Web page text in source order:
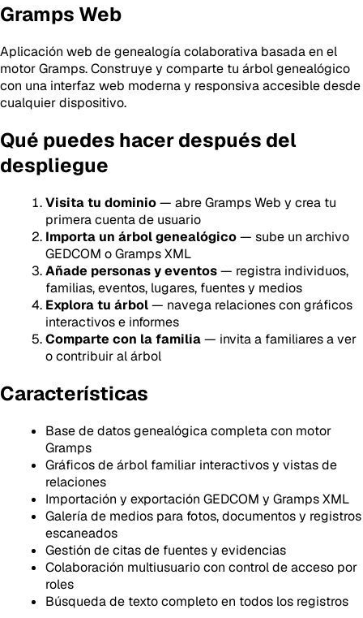
Gramps Web
Aplicación web de genealogía colaborativa basada en el
motor Gramps. Construye y comparte tu árbol genealógico
con una interfaz web moderna y responsiva accesible desde
cualquier dispositivo.
Qué puedes hacer después del
despliegue
Visita tu dominio— abre Gramps Web y crea tu
primera cuenta de usuario
Importa un árbol genealógico— sube un archivo
GEDCOM o Gramps XML
Añade personas y eventos— registra individuos,
familias, eventos, lugares, fuentes y medios
Explora tu árbol— navega relaciones con gráficos
interactivos e informes
Comparte con la familia— invita a familiares a ver
o contribuir al árbol
Características
Base de datos genealógica completa con motor
Gramps
Gráficos de árbol familiar interactivos y vistas de
relaciones
Importación y exportación GEDCOM y Gramps XML
Galería de medios para fotos, documentos y registros
escaneados
Gestión de citas de fuentes y evidencias
Colaboración multiusuario con control de acceso por
roles
Búsqueda de texto completo en todos los registros